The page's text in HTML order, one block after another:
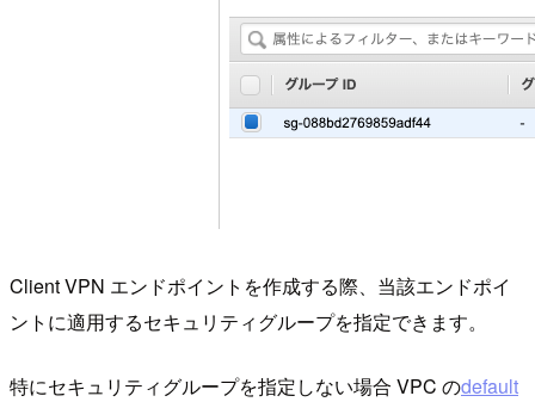
Client VPN エンドポイントを作成する際、当該エンドポイ
ントに適用するセキュリティグループを指定できます。
特にセキュリティグループを指定しない場合 VPC のdefault